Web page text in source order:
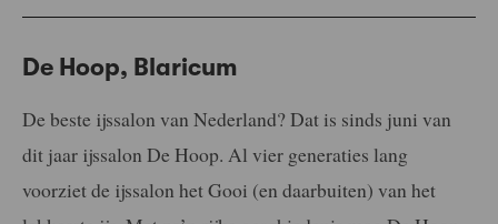
De Hoop, Blaricum
De beste ijssalon van Nederland? Dat is sinds juni van
dit jaar ijssalon De Hoop. Al vier generaties lang
voorziet de ijssalon het Gooi (en daarbuiten) van het